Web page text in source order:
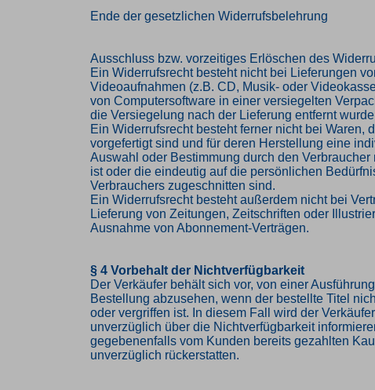
Ende der gesetzlichen Widerrufsbelehrung
Ausschluss bzw. vorzeitiges Erlöschen des
Ein Widerrufsrecht besteht nicht bei Lieferungen
Videoaufnahmen (z.B. CD, Musik- oder
von Computersoftware in einer versiegelten
die Versiegelung nach der Lieferung entfernt
Ein Widerrufsrecht besteht ferner nicht bei Waren,
vorgefertigt sind und für deren Herstellung eine
Auswahl oder Bestimmung durch den Verbraucher
ist oder die eindeutig auf die persönlichen
Verbrauchers zugeschnitten sind.
Ein Widerrufsrecht besteht außerdem nicht bei
Lieferung von Zeitungen, Zeitschriften oder
Ausnahme von Abonnement-Verträgen.
§ 4 Vorbehalt der Nichtverfügbarkeit
Der Verkäufer behält sich vor, von einer
Bestellung abzusehen, wenn der bestellte Titel
oder vergriffen ist. In diesem Fall wird der
unverzüglich über die Nichtverfügbarkeit
gegebenenfalls vom Kunden bereits gezahlten
unverzüglich rückerstatten.